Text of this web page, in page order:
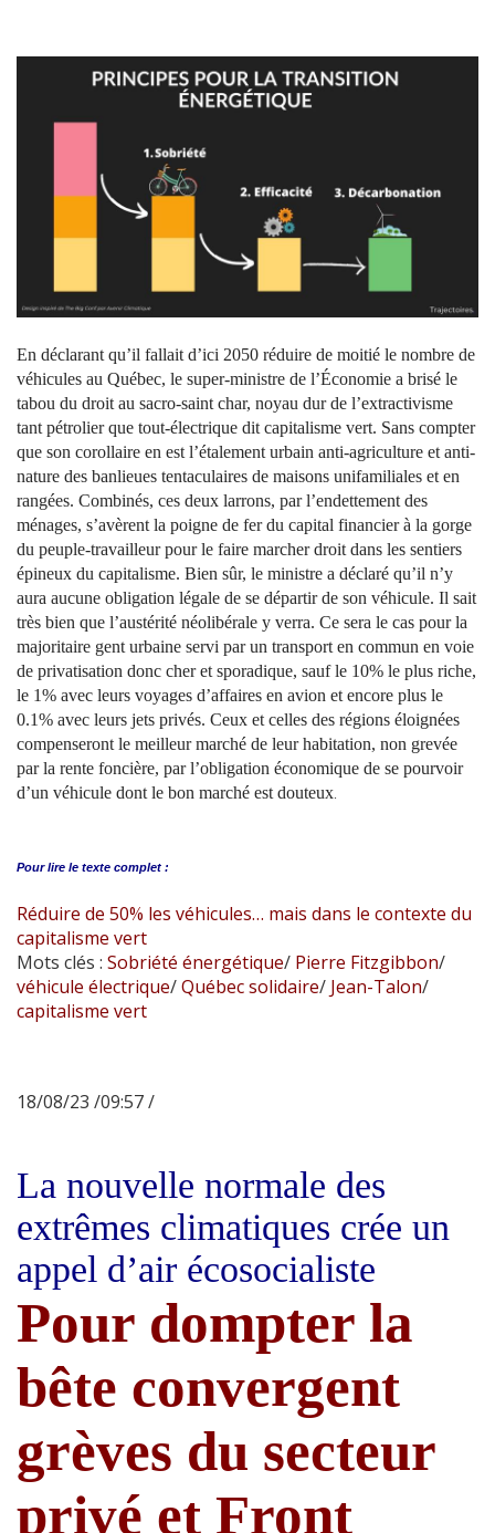
En déclarant qu’il fallait d’ici 2050 réduire de moitié le nombre de
véhicules au Québec, le super-ministre de l’Économie a brisé le
tabou du droit au sacro-saint char, noyau dur de l’extractivisme
tant pétrolier que tout-électrique dit capitalisme vert. Sans compter
que son corollaire en est l’étalement urbain anti-agriculture et anti-
nature des banlieues tentaculaires de maisons unifamiliales et en
rangées. Combinés, ces deux larrons, par l’endettement des
ménages, s’avèrent la poigne de fer du capital financier à la gorge
du peuple-travailleur pour le faire marcher droit dans les sentiers
épineux du capitalisme. Bien sûr, le ministre a déclaré qu’il n’y
aura aucune obligation légale de se départir de son véhicule. Il sait
très bien que l’austérité néolibérale y verra. Ce sera le cas pour la
majoritaire gent urbaine servi par un transport en commun en voie
de privatisation donc cher et sporadique, sauf le 10% le plus riche,
le 1% avec leurs voyages d’affaires en avion et encore plus le
0.1% avec leurs jets privés. Ceux et celles des régions éloignées
compenseront le meilleur marché de leur habitation, non grevée
par la rente foncière, par l’obligation économique de se pourvoir
d’un véhicule dont le bon marché est douteux
Pour lire le texte complet :
Réduire de 50% les véhicules… mais dans le contexte du
capitalisme vert
Mots clés : Sobriété énergétique/ Pierre Fitzgibbon/
véhicule électrique/Québec solidaire/ Jean-Talon/
capitalisme vert
18/08/23 /09:57 /
La nouvelle normale des
extrêmes climatiques crée un
appel d’air écosocialiste
Pour dompter la
bête convergent
grèves du secteur
privé et Front